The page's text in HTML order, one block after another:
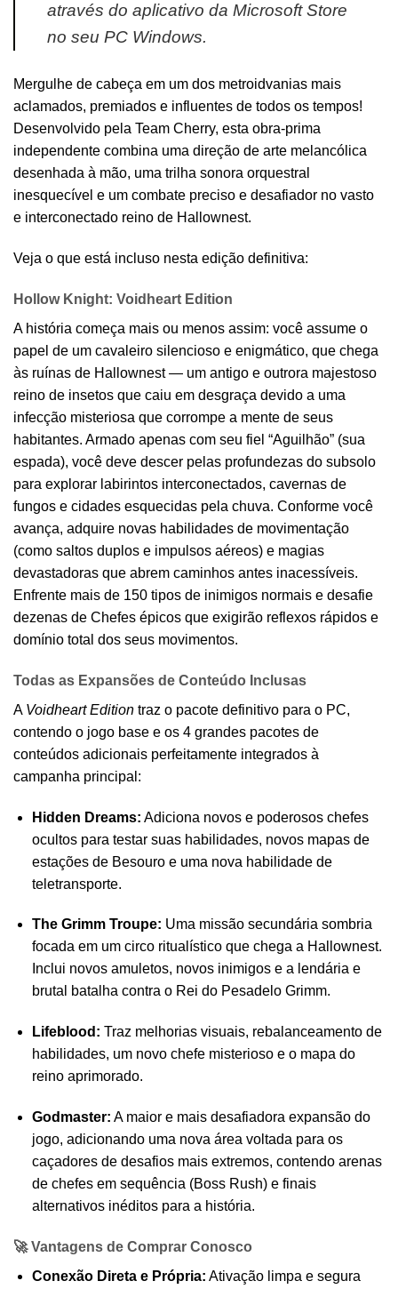
através do aplicativo da Microsoft Store
no seu PC Windows.
Mergulhe de cabeça em um dos metroidvanias mais
aclamados, premiados e influentes de todos os tempos!
Desenvolvido pela Team Cherry, esta obra-prima
independente combina uma direção de arte melancólica
desenhada à mão, uma trilha sonora orquestral
inesquecível e um combate preciso e desafiador no vasto
e interconectado reino de Hallownest.
Veja o que está incluso nesta edição definitiva:
Hollow Knight: Voidheart Edition
A história começa mais ou menos assim: você assume o
papel de um cavaleiro silencioso e enigmático, que chega
às ruínas de Hallownest — um antigo e outrora majestoso
reino de insetos que caiu em desgraça devido a uma
infecção misteriosa que corrompe a mente de seus
habitantes. Armado apenas com seu fiel “Aguilhão” (sua
espada), você deve descer pelas profundezas do subsolo
para explorar labirintos interconectados, cavernas de
fungos e cidades esquecidas pela chuva. Conforme você
avança, adquire novas habilidades de movimentação
(como saltos duplos e impulsos aéreos) e magias
devastadoras que abrem caminhos antes inacessíveis.
Enfrente mais de 150 tipos de inimigos normais e desafie
dezenas de Chefes épicos que exigirão reflexos rápidos e
domínio total dos seus movimentos.
Todas as Expansões de Conteúdo Inclusas
A Voidheart Edition traz o pacote definitivo para o PC,
contendo o jogo base e os 4 grandes pacotes de
conteúdos adicionais perfeitamente integrados à
campanha principal:
Hidden Dreams: Adiciona novos e poderosos chefes
ocultos para testar suas habilidades, novos mapas de
estações de Besouro e uma nova habilidade de
teletransporte.
The Grimm Troupe: Uma missão secundária sombria
focada em um circo ritualístico que chega a Hallownest.
Inclui novos amuletos, novos inimigos e a lendária e
brutal batalha contra o Rei do Pesadelo Grimm.
Lifeblood: Traz melhorias visuais, rebalanceamento de
habilidades, um novo chefe misterioso e o mapa do
reino aprimorado.
Godmaster: A maior e mais desafiadora expansão do
jogo, adicionando uma nova área voltada para os
caçadores de desafios mais extremos, contendo arenas
de chefes em sequência (Boss Rush) e finais
alternativos inéditos para a história.
🚀 Vantagens de Comprar Conosco
Conexão Direta e Própria: Ativação limpa e segura